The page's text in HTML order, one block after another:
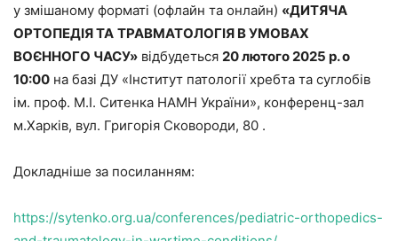
у змішаному форматі (офлайн та онлайн) «ДИТЯЧА
ОРТОПЕДІЯ ТА ТРАВМАТОЛОГІЯ В УМОВАХ
ВОЄННОГО ЧАСУ» відбудеться 20 лютого 2025 р. о
10:00 на базі ДУ «Інститут патології хребта та суглобів
ім. проф. М.І. Ситенка НАМН України», конференц-зал
м.Харків, вул. Григорія Сковороди, 80 .
Докладніше за посиланням:
https://sytenko.org.ua/conferences/pediatric-orthopedics-